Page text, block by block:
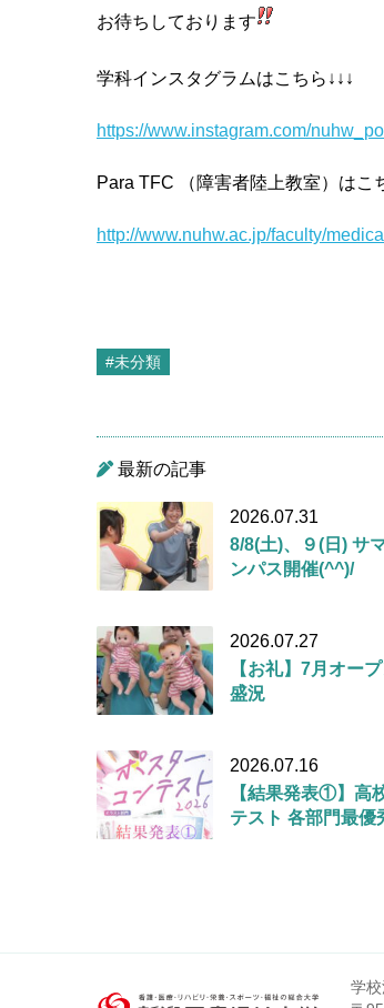
お待ちしております
学科インスタグラムはこちら↓↓↓
https://www.instagram.com/nuhw
Para TFC （障害者陸上教室）はこ
http://www.nuhw.ac.jp/faculty/
#未分類
最新の記事
2026.07.31
8/8(土)、９(日) サ
ンパス開催(^^)/
2026.07.27
【お礼】7月オー
盛況
2026.07.16
【結果発表①】高
テスト 各部門最優
学